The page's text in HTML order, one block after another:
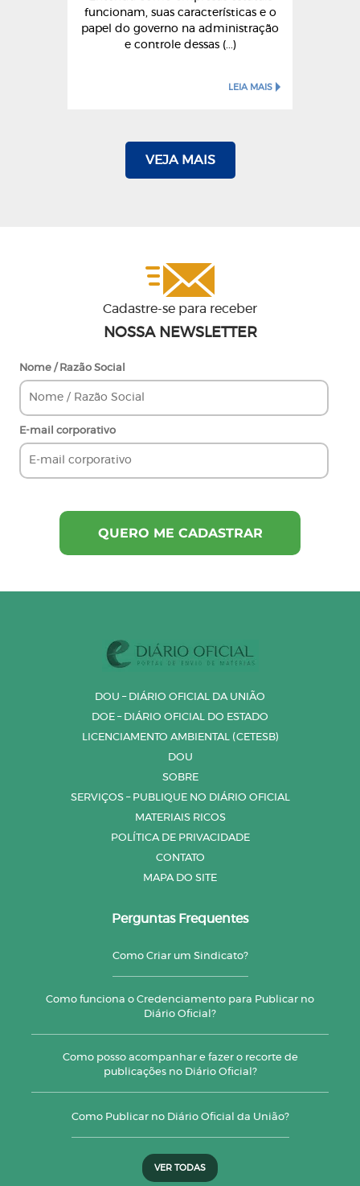
funcionam, suas características e o
papel do governo na administração
e controle dessas (...)
LEIA MAIS
VEJA MAIS
Cadastre-se para receber
NOSSA NEWSLETTER
Nome / Razão Social
E-mail corporativo
DOU – DIÁRIO OFICIAL DA UNIÃO
DOE – DIÁRIO OFICIAL DO ESTADO
LICENCIAMENTO AMBIENTAL (CETESB)
DOU
SOBRE
SERVIÇOS – PUBLIQUE NO DIÁRIO OFICIAL
MATERIAIS RICOS
POLÍTICA DE PRIVACIDADE
CONTATO
MAPA DO SITE
Perguntas Frequentes
Como Criar um Sindicato?
Como funciona o Credenciamento para Publicar no
Diário Oficial?
Como posso acompanhar e fazer o recorte de
publicações no Diário Oficial?
Como Publicar no Diário Oficial da União?
VER TODAS